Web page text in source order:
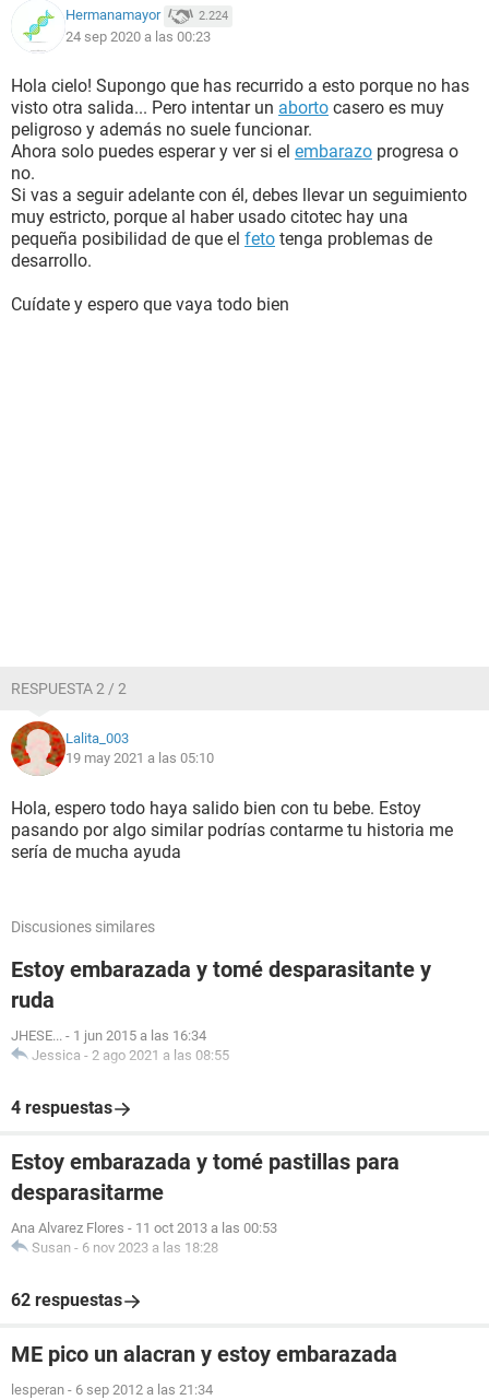
Hermanamayor 2.224
24 sep 2020 a las 00:23
Hola cielo! Supongo que has recurrido a esto porque no has
visto otra salida... Pero intentar un aborto casero es muy
peligroso y además no suele funcionar.
Ahora solo puedes esperar y ver si el embarazo progresa o
no.
Si vas a seguir adelante con él, debes llevar un seguimiento
muy estricto, porque al haber usado citotec hay una
pequeña posibilidad de que el feto tenga problemas de
desarrollo.
Cuídate y espero que vaya todo bien
RESPUESTA 2 / 2
Lalita_003
19 may 2021 a las 05:10
Hola, espero todo haya salido bien con tu bebe. Estoy
pasando por algo similar podrías contarme tu historia me
sería de mucha ayuda
Discusiones similares
Estoy embarazada y tomé desparasitante y
ruda
JHESE... - 1 jun 2015 a las 16:34
Jessica - 2 ago 2021 a las 08:55
4 respuestas
Estoy embarazada y tomé pastillas para
desparasitarme
Ana Alvarez Flores - 11 oct 2013 a las 00:53
Susan - 6 nov 2023 a las 18:28
62 respuestas
ME pico un alacran y estoy embarazada
lesperan - 6 sep 2012 a las 21:34